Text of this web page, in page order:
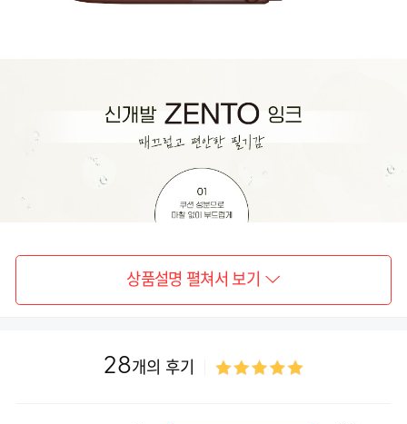
상품설명 펼쳐서 보기
28개의 후기